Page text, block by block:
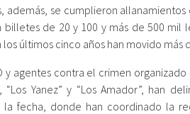
además, se cumplieron
de 20 y 100 y más de 500
últimos cinco años han movido más
y agentes contra el crimen
“Los Yanez” y “Los Amador”,
fecha, donde han coordinado la